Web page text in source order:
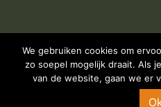
Wij zijn een CRKBO
We gebruiken cookies om
zo soepel mogelijk draait. Als
van de website, gaan we er